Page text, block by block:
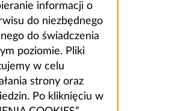
informacji o
do niezbędnego
do świadczenia
poziomie. Pliki
w celu
strony oraz
Po kliknięciu w